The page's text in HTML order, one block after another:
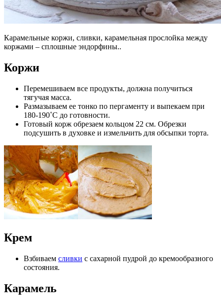
Карамельные коржи, сливки, карамельная прослойка между
коржами – сплошные эндорфины..
Коржи
Перемешиваем все продукты, должна получиться
тягучая масса.
Размазываем ее тонко по пергаменту и выпекаем при
180-190˚C до готовности.
Готовый корж обрезаем кольцом 22 см. Обрезки
подсушить в духовке и измельчить для обсыпки торта.
Крем
Взбиваем сливки с сахарной пудрой до кремообразного
состояния.
Карамель